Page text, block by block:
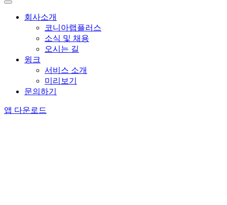
회사소개
코니아랩플러스
소식 및 채용
오시는 길
윙크
서비스 소개
미리보기
문의하기
앱 다운로드